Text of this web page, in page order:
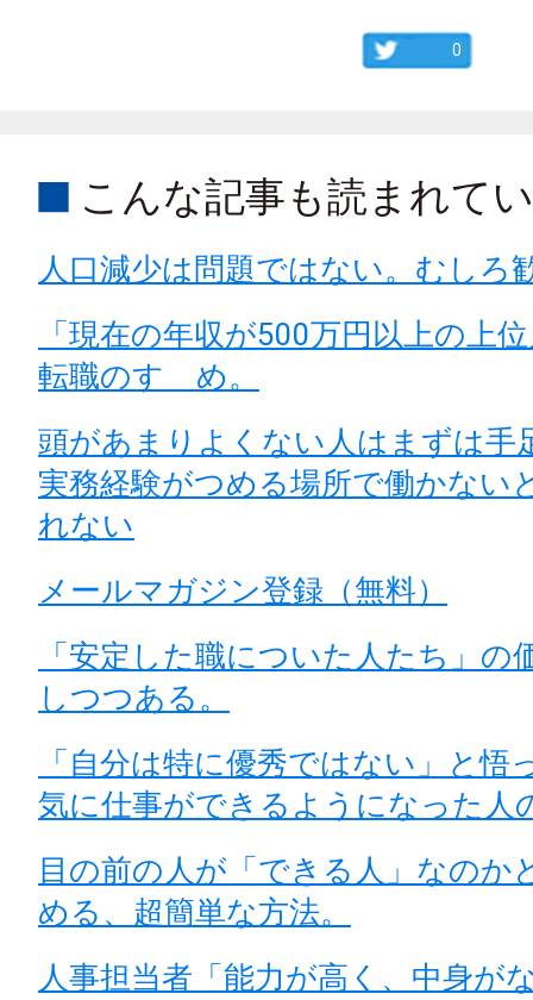
0
こんな記事も読まれて
人口減少は問題ではない。むしろ
「現在の年収が500万円以上の上
転職のすゝめ。
頭があまりよくない人はまずは手
実務経験がつめる場所で働かない
れない
メールマガジン登録（無料）
「安定した職についた人たち」の
しつつある。
「自分は特に優秀ではない」と悟
気に仕事ができるようになった人
目の前の人が「できる人」なのか
める、超簡単な方法。
人事担当者「能力が高く、中身が